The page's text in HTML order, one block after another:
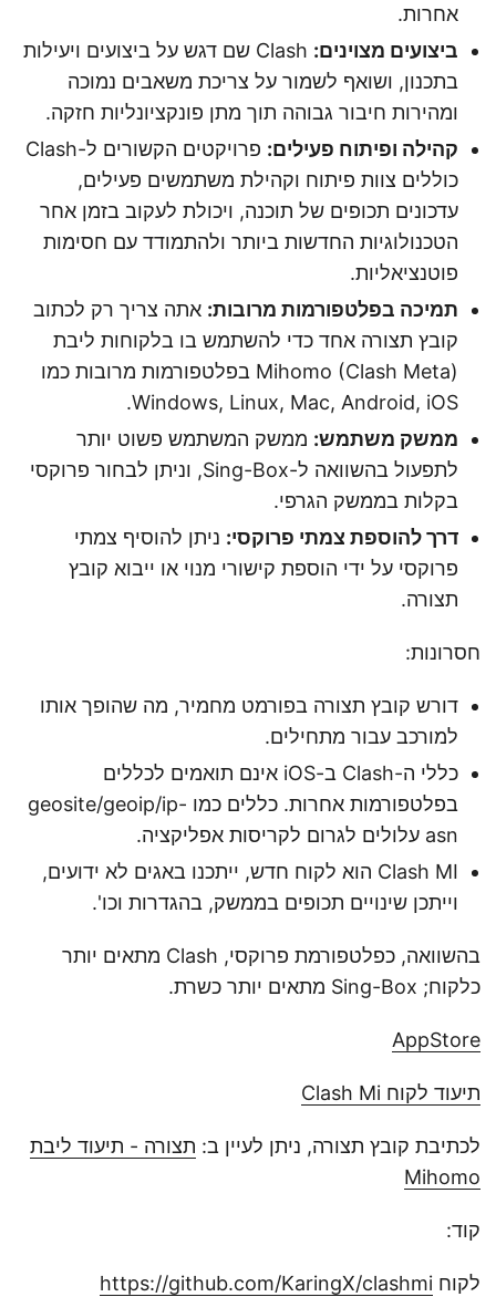
אחרות.
ביצועים מצוינים:
Clash שם דגש על ביצועים ויעילות
בתכנון, ושואף לשמור על צריכת משאבים נמוכה
ומהירות חיבור גבוהה תוך מתן פונקציונליות חזקה.
קהילה ופיתוח פעילים:
פרויקטים הקשורים ל-Clash
כוללים צוות פיתוח וקהילת משתמשים פעילים,
עדכונים תכופים של תוכנה, ויכולת לעקוב בזמן אחר
הטכנולוגיות החדשות ביותר ולהתמודד עם חסימות
פוטנציאליות.
תמיכה בפלטפורמות מרובות: אתה צריך רק לכתוב
קובץ תצורה אחד כדי להשתמש בו בלקוחות ליבת
Mihomo (Clash Meta) בפלטפורמות מרובות כמו
Windows, Linux, Mac, Android, iOS.
ממשק משתמש: ממשק המשתמש פשוט יותר
לתפעול בהשוואה ל-Sing-Box, וניתן לבחור פרוקסי
בקלות בממשק הגרפי.
דרך להוספת צמתי פרוקסי: ניתן להוסיף צמתי
פרוקסי על ידי הוספת קישורי מנוי או ייבוא קובץ
תצורה.
חסרונות:
דורש קובץ תצורה בפורמט מחמיר, מה שהופך אותו
למורכב עבור מתחילים.
כללי ה-Clash ב-iOS אינם תואמים לכללים
בפלטפורמות אחרות. כללים כמו geosite/geoip/ip-
asn עלולים לגרום לקריסות אפליקציה.
Clash MI הוא לקוח חדש, ייתכנו באגים לא ידועים,
וייתכן שינויים תכופים בממשק, בהגדרות וכו'.
בהשוואה, כפלטפורמת פרוקסי, Clash מתאים יותר
כלקוח; Sing-Box מתאים יותר כשרת.
AppStore
תיעוד לקוח Clash Mi
לכתיבת קובץ תצורה, ניתן לעיין ב: תצורה - תיעוד ליבת
Mihomo
קוד:
לקוח https://github.com/KaringX/clashmi